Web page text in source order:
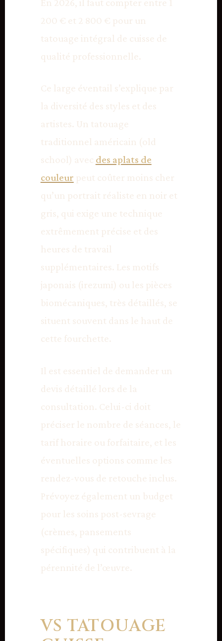
200 € et 2 800 € pour un
tatouage intégral de cuisse de
qualité professionnelle.
Ce large éventail s’explique par
la diversité des styles et des
artistes. Un tatouage
traditionnel américain (old
school) avec des aplats de
couleur peut coûter moins cher
qu’un portrait réaliste en noir et
gris, qui exige une technique
extrêmement précise et des
heures de travail
supplémentaires. Les motifs
japonais (irezumi) ou les pièces
biomécaniques, très détaillés, se
situent souvent dans le haut de
cette fourchette.
Il est essentiel de demander un
devis détaillé lors de la
consultation. Celui-ci doit
préciser le nombre de séances, le
tarif horaire ou forfaitaire, et les
éventuelles options comme les
rendez-vous de retouche inclus.
Prévoyez également un budget
pour les soins post-sevrage
(crèmes, pansements
spécifiques) qui contribuent à la
pérennité de l’œuvre.
VS TATOUAGE